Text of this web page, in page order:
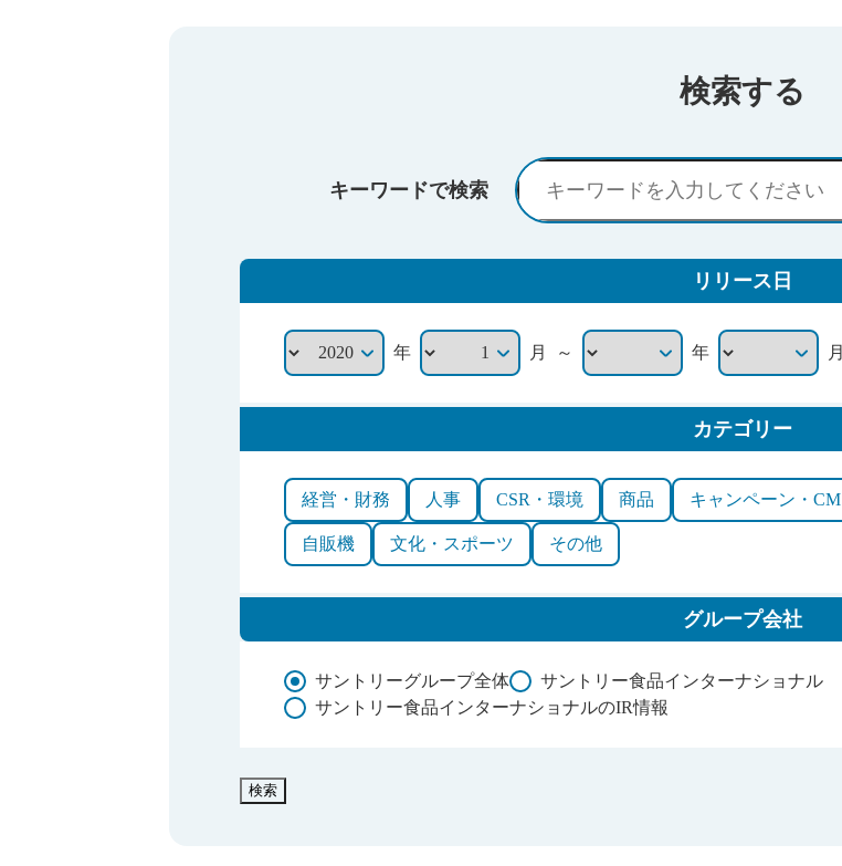
検索する
キーワードで検索
リリース日
年 月 ～ 年 月
カテゴリー
経営・財務 人事 CSR・環境 商品 キャンペーン・CM
自販機 文化・スポーツ その他
グループ会社
サントリーグループ全体
サントリー食品インターナショナル
サントリー食品インターナショナルのIR情報
検索